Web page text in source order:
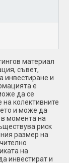
материал
съвет,
инвестиране и
е
да се
колективните
и може да
в момента на
риск
размер на
на
инвестират и